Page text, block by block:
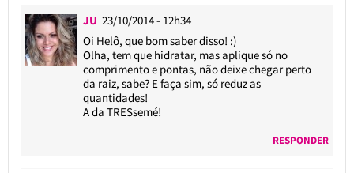
JU 23/10/2014 - 12h34
Oi Helô, que bom saber disso! :)
Olha, tem que hidratar, mas aplique só no
comprimento e pontas, não deixe chegar perto
da raiz, sabe? E faça sim, só reduz as
quantidades!
A da TRESsemé!
RESPONDER